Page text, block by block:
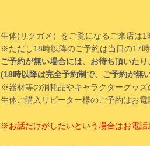
生体(リクガメ）をご覧になるご来店は1
※ただし18時以降のご予約は当日の17時
ご予約が無い場合には、お待ち頂いた
(18時以降は完全予約制で、ご予約が無
※器材等の消耗品やキャラクターグッズ
生体ご購入リピーター様のご予約はお
※お話だけがしたいという場合はお電話